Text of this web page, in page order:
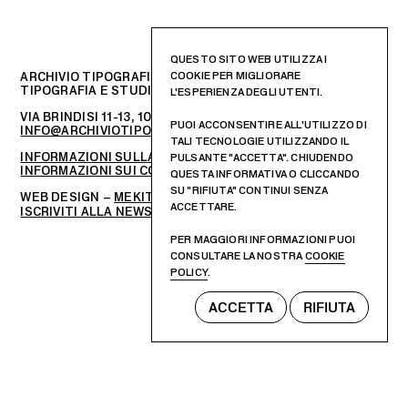
ARCHIVIO TIPOGRAFICO
TIPOGRAFIA E STUDIO DI PROGETTAZIONE GRAFICA
VIA BRINDISI 11-13, 10152 – TORINO, ITALIA
INFO@ARCHIVIOTIPOGRAFICO.IT
INFORMAZIONI SULLA PRIVACY
INFORMAZIONI SUI COOKIES
WEB DESIGN – MEKIT STUDIO
ISCRIVITI ALLA NEWSLETTER
QUESTO SITO WEB UTILIZZA I
COOKIE PER MIGLIORARE
L'ESPERIENZA DEGLI UTENTI.
PUOI ACCONSENTIRE ALL'UTILIZZO DI
TALI TECNOLOGIE UTILIZZANDO IL
PULSANTE "ACCETTA". CHIUDENDO
QUESTA INFORMATIVA O CLICCANDO
SU "RIFIUTA" CONTINUI SENZA
ACCETTARE.
PER MAGGIORI INFORMAZIONI PUOI
CONSULTARE LA NOSTRACOOKIE
POLICY.
ACCETTA RIFIUTA